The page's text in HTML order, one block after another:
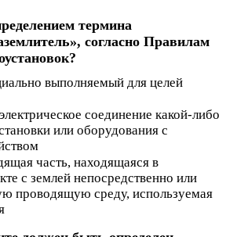
термина
согласно Правилам
выполняемый для целей
соединение какой-либо
или оборудования с
часть, находящаяся в
с землей непосредственно или
проводящую среду, используемая